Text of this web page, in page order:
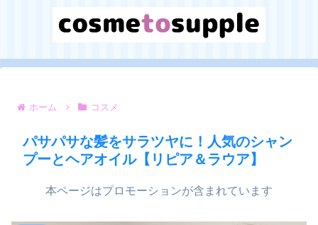
ホーム コスメ
パサパサな髪をサラツヤに！人気のシャン
プーとヘアオイル【リピア＆ラウア】
本ページはプロモーションが含まれています